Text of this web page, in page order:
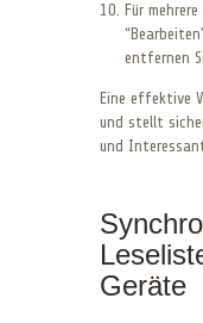
Für
entfernen
Eine effektive
und stellt
und
Geräte